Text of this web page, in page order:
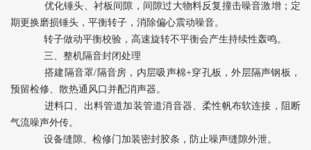
优化锤头、衬板间隙，间隙过大物料反复撞击噪音激增；定
期更换磨损锤头，平衡转子，消除偏心震动噪音。
转子做动平衡校验，高速旋转不平衡会产生持续性轰鸣。
三、整机隔音封闭处理
搭建隔音罩/隔音房，内层吸声棉+穿孔板，外层隔声钢板，
预留检修、散热通风口并配消声器。
进料口、出料管道加装管道消音器、柔性帆布软连接，阻断
气流噪声外传。
设备缝隙、检修门加装密封胶条，防止噪声缝隙外泄。